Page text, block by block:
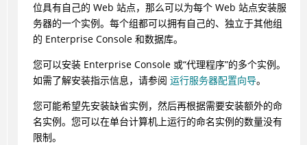
位具有自己的 Web 站点，那么可以为每个 Web 站点安装服
务器的一个实例。每个组都可以拥有自己的、独立于其他组
的 Enterprise Console 和数据库。
您可以安装 Enterprise Console 或“代理程序”的多个实例。
如需了解安装指示信息，请参阅 运行服务器配置向导。
您可能希望先安装缺省实例，然后再根据需要安装额外的命
名实例。您可以在单台计算机上运行的命名实例的数量没有
限制。